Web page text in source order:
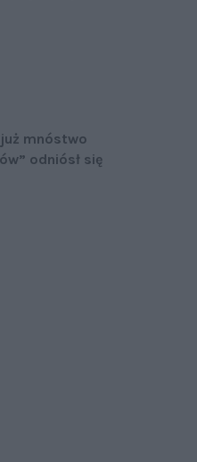
mnóstwo
odniósł się